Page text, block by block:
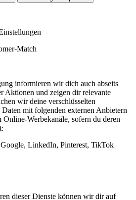
Match
informieren wir dich auch abseits
Aktionen und zeigen dir relevante
wir deine verschlüsselten
Daten mit folgenden externen Anbietern
Online-Werbekanäle, sofern du deren
LinkedIn, Pinterest, TikTok
dieser Dienste können wir dir auf